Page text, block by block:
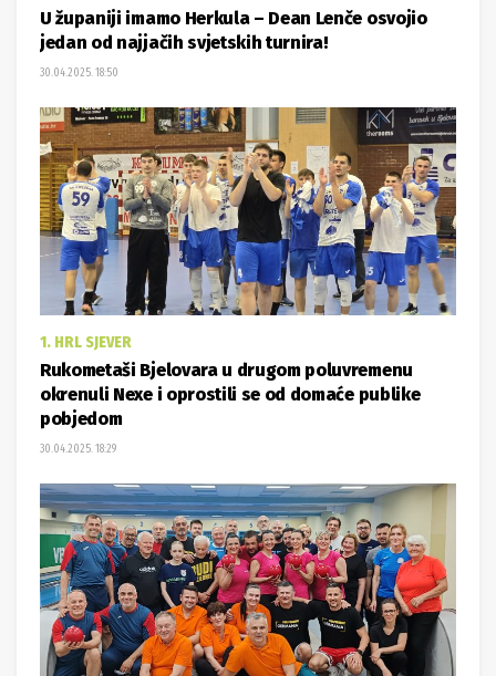
U županiji imamo Herkula – Dean Lenče osvojio
jedan od najjačih svjetskih turnira!
30.04.2025. 18:50
1. HRL SJEVER
Rukometaši Bjelovara u drugom poluvremenu
okrenuli Nexe i oprostili se od domaće publike
pobjedom
30.04.2025. 18:29